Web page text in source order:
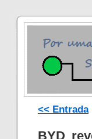
<< Entrada
BYD